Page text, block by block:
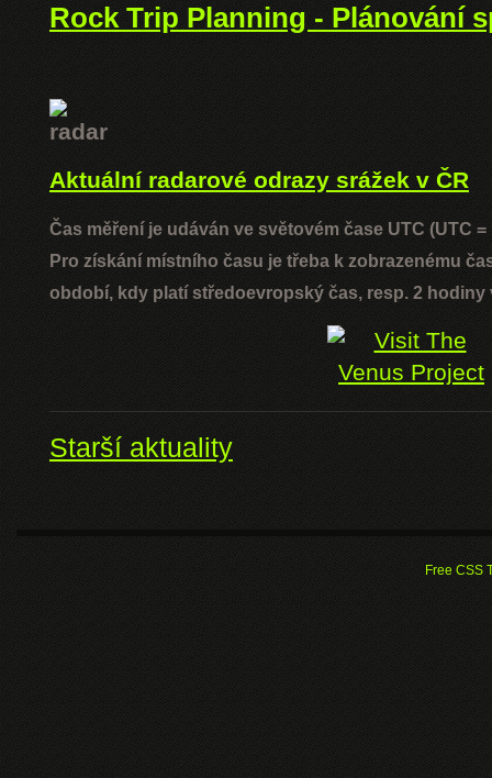
Rock Trip Planning - Plánování
Aktuální radarové odrazy srážek v ČR
Čas měření je udáván ve světovém čase UTC (UTC =
Pro získání místního času je třeba k zobrazenému
období, kdy platí středoevropský čas, resp. 2
Starší aktuality
Free CSS